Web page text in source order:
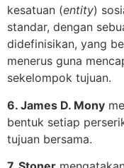
kesatuan (entity)
standar, dengan
didefinisikan, yang
menerus guna
sekelompok tujuan.
6. James D. Mony
bentuk setiap
tujuan bersama.